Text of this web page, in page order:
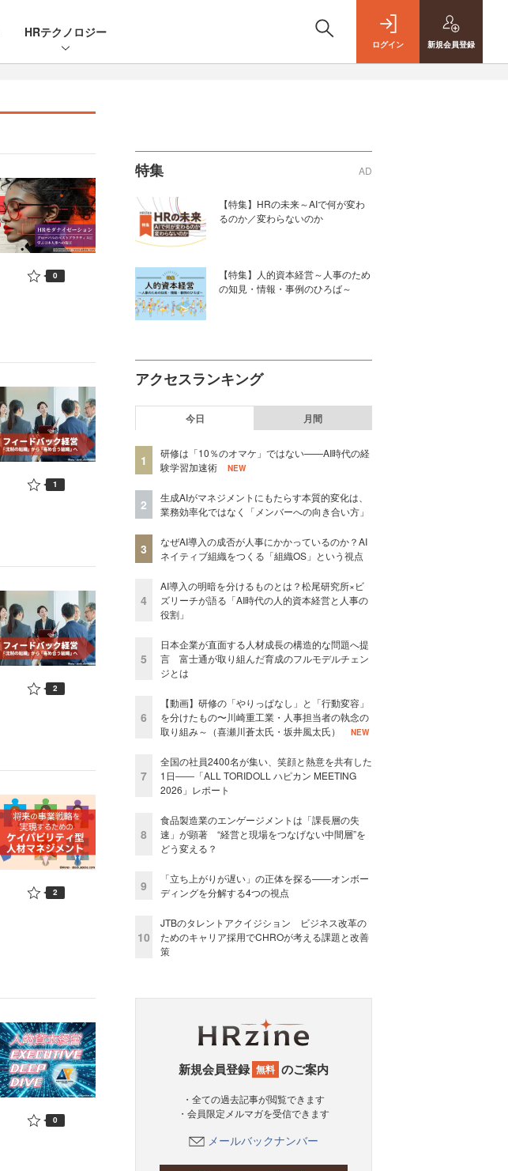
HRテクノロジー
ログイン 新規会員登録
0
1
2
2
0
特集 AD
【特集】HRの未来～AIで何が変わ
るのか／変わらないのか
【特集】人的資本経営～人事のため
の知見・情報・事例のひろば～
アクセスランキング
今日 月間
1
研修は「10％のオマケ」ではない——AI時代の経
験学習加速術
NEW
2
生成AIがマネジメントにもたらす本質的変化は、
業務効率化ではなく「メンバーへの向き合い方」
3
なぜAI導入の成否が人事にかかっているのか？AI
ネイティブ組織をつくる「組織OS」という視点
4
AI導入の明暗を分けるものとは？松尾研究所×ビ
ズリーチが語る「AI時代の人的資本経営と人事の
役割」
5
日本企業が直面する人材成長の構造的な問題へ提
言 富士通が取り組んだ育成のフルモデルチェン
ジとは
6
【動画】研修の「やりっぱなし」と「行動変容」
を分けたもの〜川崎重工業・人事担当者の執念の
取り組み～（喜瀬川蒼太氏・坂井風太氏）
NEW
7
全国の社員2400名が集い、笑顔と熱意を共有した
1日――「ALL TORIDOLL ハピカン MEETING
2026」レポート
8
食品製造業のエンゲージメントは「課長層の失
速」が顕著 “経営と現場をつなげない中間層”を
どう変える？
9
「立ち上がりが遅い」の正体を探る——オンボー
ディングを分解する4つの視点
10
JTBのタレントアクイジション ビジネス改革の
ためのキャリア採用でCHROが考える課題と改善
策
新規会員登録 無料 のご案内
・全ての過去記事が閲覧できます
・会員限定メルマガを受信できます
メールバックナンバー